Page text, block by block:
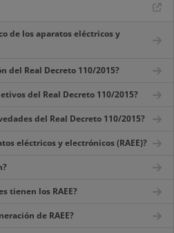
de los aparatos eléctricos y
del Real Decreto 110/2015?
del Real Decreto 110/2015?
del Real Decreto 110/2015?
eléctricos y electrónicos (RAEE)?
tienen los RAEE?
de RAEE?